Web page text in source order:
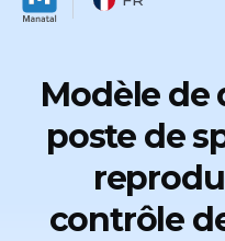
Modèle de
poste de
contrôle